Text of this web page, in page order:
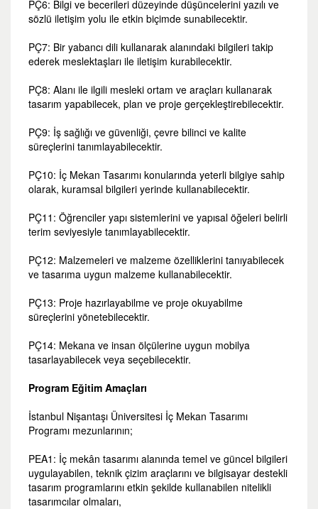
PÇ6: Bilgi ve becerileri düzeyinde düşüncelerini yazılı ve
sözlü iletişim yolu ile etkin biçimde sunabilecektir.
PÇ7: Bir yabancı dili kullanarak alanındaki bilgileri takip
ederek meslektaşları ile iletişim kurabilecektir.
PÇ8: Alanı ile ilgili mesleki ortam ve araçları kullanarak
tasarım yapabilecek, plan ve proje gerçekleştirebilecektir.
PÇ9: İş sağlığı ve güvenliği, çevre bilinci ve kalite
süreçlerini tanımlayabilecektir.
PÇ10: İç Mekan Tasarımı konularında yeterli bilgiye sahip
olarak, kuramsal bilgileri yerinde kullanabilecektir.
PÇ11: Öğrenciler yapı sistemlerini ve yapısal öğeleri belirli
terim seviyesiyle tanımlayabilecektir.
PÇ12: Malzemeleri ve malzeme özelliklerini tanıyabilecek
ve tasarıma uygun malzeme kullanabilecektir.
PÇ13: Proje hazırlayabilme ve proje okuyabilme
süreçlerini yönetebilecektir.
PÇ14: Mekana ve insan ölçülerine uygun mobilya
tasarlayabilecek veya seçebilecektir.
Program Eğitim Amaçları
İstanbul Nişantaşı Üniversitesi İç Mekan Tasarımı
Programı mezunlarının;
PEA1: İç mekân tasarımı alanında temel ve güncel bilgileri
uygulayabilen, teknik çizim araçlarını ve bilgisayar destekli
tasarım programlarını etkin şekilde kullanabilen nitelikli
tasarımcılar olmaları,